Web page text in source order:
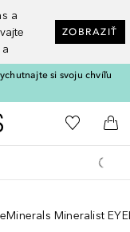
a
ZOBRAZIŤ
si svoju chvíľu
Domov Do môjho
Do
Mineralist